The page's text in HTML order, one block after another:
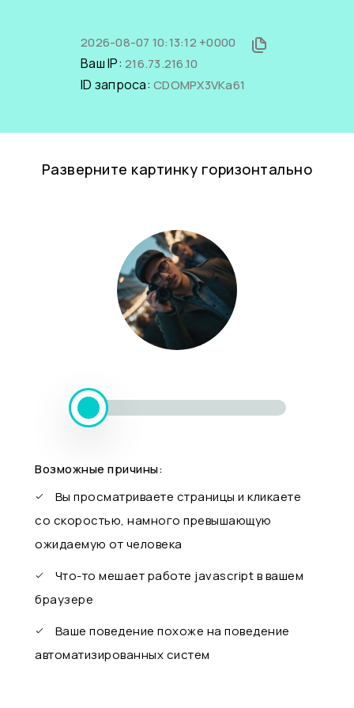
2026-08-07 10:13:12 +0000
Ваш IP: 216.73.216.10
ID запроса: CDOMPX3VKa61
Разверните картинку горизонтально
Возможные причины:
Вы просматриваете страницы и кликаете
со скоростью, намного превышающую
ожидаемую от человека
Что-то мешает работе javascript в вашем
браузере
Ваше поведение похоже на поведение
автоматизированных систем